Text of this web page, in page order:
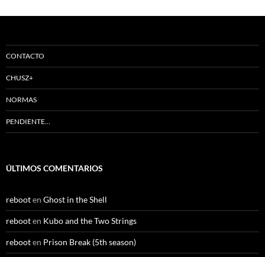
CONTACTO
CHUSZ+
NORMAS
PENDIENTE…
ÚLTIMOS COMENTARIOS
rebooten Ghost in the Shell
rebooten Kubo and the Two Strings
rebooten Prison Break (5th season)